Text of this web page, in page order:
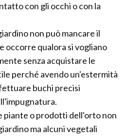
con gli occhi o con la
non può mancare il
occorre qualora si vogliano
senza acquistare le
perché avendo un'estermità
buchi precisi
piante o prodotti dell'orto non
ma alcuni vegetali